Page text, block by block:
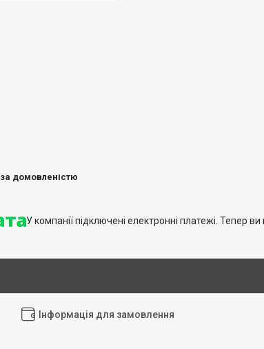
за домовленістю
У компанії підключені електронні платежі. Тепер
Інформація для замовлення